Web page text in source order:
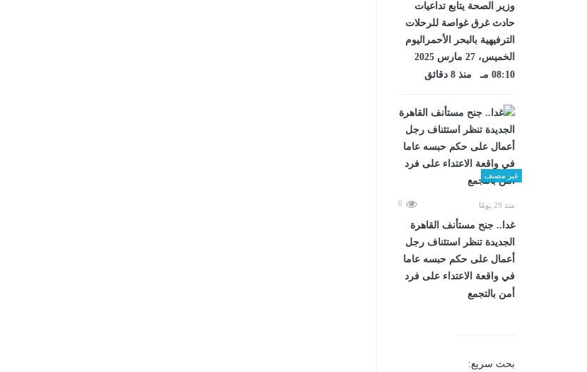
وزير الصحة يتابع تداعيات
حادث غرق غواصة للرحلات
الترفيهية بالبحر الأحمراليوم
الخميس، 27 مارس 2025
08:10 مـ منذ 8 دقائق
غير مصنف
منذ 29 يومًا 0
غدا.. جنح مستأنف القاهرة
الجديدة تنظر استئناف رجل
أعمال على حكم حبسه عاما
في واقعة الاعتداء على فرد
أمن بالتجمع
بحث سريع: